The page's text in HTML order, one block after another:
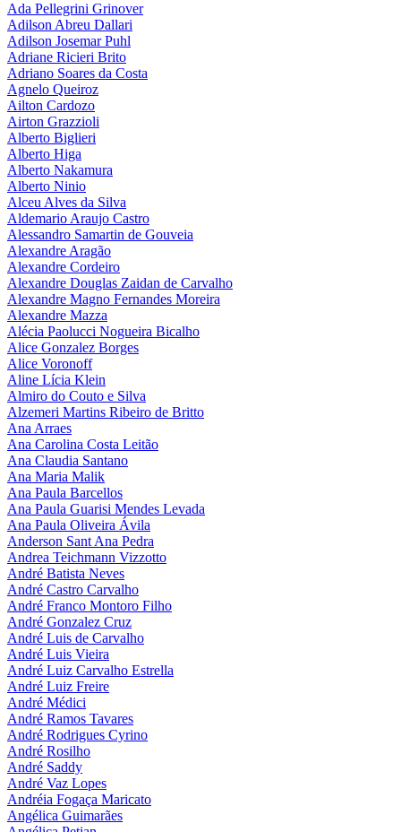
Ada Pellegrini Grinover
Adilson Abreu Dallari
Adilson Josemar Puhl
Adriane Ricieri Brito
Adriano Soares da Costa
Agnelo Queiroz
Ailton Cardozo
Airton Grazzioli
Alberto Biglieri
Alberto Higa
Alberto Nakamura
Alberto Ninio
Alceu Alves da Silva
Aldemario Araujo Castro
Alessandro Samartin de Gouveia
Alexandre Aragão
Alexandre Cordeiro
Alexandre Douglas Zaidan de Carvalho
Alexandre Magno Fernandes Moreira
Alexandre Mazza
Alécia Paolucci Nogueira Bicalho
Alice Gonzalez Borges
Alice Voronoff
Aline Lícia Klein
Almiro do Couto e Silva
Alzemeri Martins Ribeiro de Britto
Ana Arraes
Ana Carolina Costa Leitão
Ana Claudia Santano
Ana Maria Malik
Ana Paula Barcellos
Ana Paula Guarisi Mendes Levada
Ana Paula Oliveira Ávila
Anderson Sant Ana Pedra
Andrea Teichmann Vizzotto
André Batista Neves
André Castro Carvalho
André Franco Montoro Filho
André Gonzalez Cruz
André Luis de Carvalho
André Luis Vieira
André Luiz Carvalho Estrella
André Luiz Freire
André Médici
André Ramos Tavares
André Rodrigues Cyrino
André Rosilho
André Saddy
André Vaz Lopes
Andréia Fogaça Maricato
Angélica Guimarães